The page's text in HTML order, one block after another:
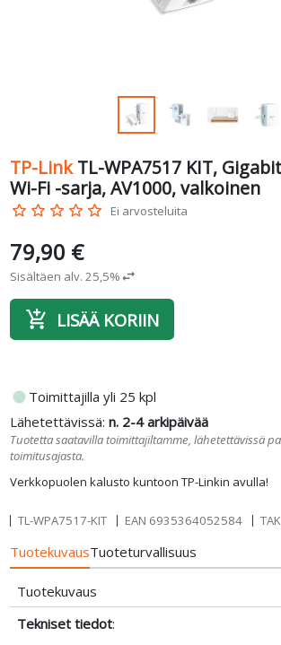
TP-Link TL-WPA7517 KIT,
Wi-Fi -sarja, AV1000, valkoinen
star_border star_border star_border star_border star_border Ei arvosteluita
Verkkopuolen kalusto kuntoon TP-Linkin avulla!
79,90 €
Sisältäen alv. 25,5%swap_horiz
add_shopping_cart LISÄÄ KORIIN
fiber_manual_record Toimittajilla yli 25 kpl
Lähetettävissä:n. 2-4 arkipäivää
Tuotetta saatavilla toimittajiltamme, lähetettävissä
toimitusajasta.
TL-WPA7517-KIT EAN 6935364052584
TuotekuvausTuoteturvallisuus
Tuotekuvaus
Tekniset tiedot: